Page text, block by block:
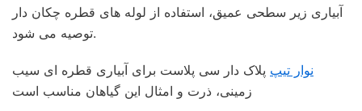
آبیاری زیر سطحی عمیق، استفاده از لوله های قطره چکان دار
توصیه می شود.
نوار تیپ پلاک دار سی پلاست برای آبیاری قطره ای سیب
زمینی، ذرت و امثال این گیاهان مناسب است